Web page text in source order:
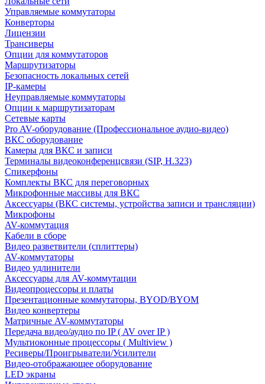
Управляемые коммутаторы
Конверторы
Лицензии
Трансиверы
Опции для коммутаторов
Маршрутизаторы
Безопасность локальных сетей
IP-камеры
Неуправляемые коммутаторы
Опции к маршрутизаторам
Сетевые карты
Pro AV-оборудование (Профессиональное аудио-видео)
ВКС оборудование
Камеры для ВКС и записи
Терминалы видеоконференцсвязи (SIP, H.323)
Спикерфоны
Комплекты ВКС для переговорных
Микрофонные массивы для ВКС
Аксессуары (ВКС системы, устройства записи и трансляции)
Микрофоны
AV-коммутация
Кабели в сборе
Видео разветвители (сплиттеры)
AV-коммутаторы
Видео удлинители
Аксессуары для AV-коммутации
Видеопроцессоры и платы
Презентационные коммутаторы, BYOD/BYOM
Видео конвертеры
Матричные AV-коммутаторы
Передача видео/аудио по IP ( AV over IP )
Мультиоконные процессоры ( Multiview )
Ресиверы/Проигрыватели/Усилители
Видео-отображающее оборудование
LED экраны